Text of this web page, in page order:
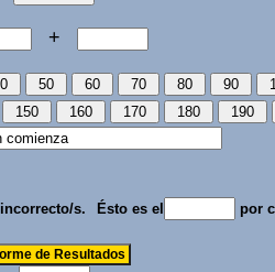
+
incorrecto/s. Ésto es el por